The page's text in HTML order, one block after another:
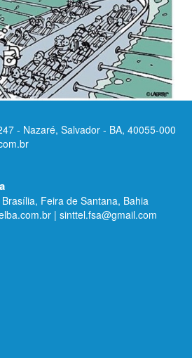
- Nazaré, Salvador - BA, 40055-000
Feira de Santana, Bahia
| sinttel.fsa@gmail.com